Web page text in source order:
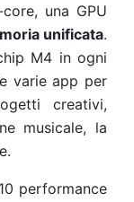
una GPU
unificata.
M4 in ogni
varie app per
creativi,
musicale, la
performance